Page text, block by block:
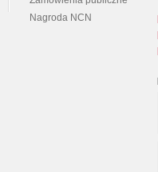
Nagroda NCN